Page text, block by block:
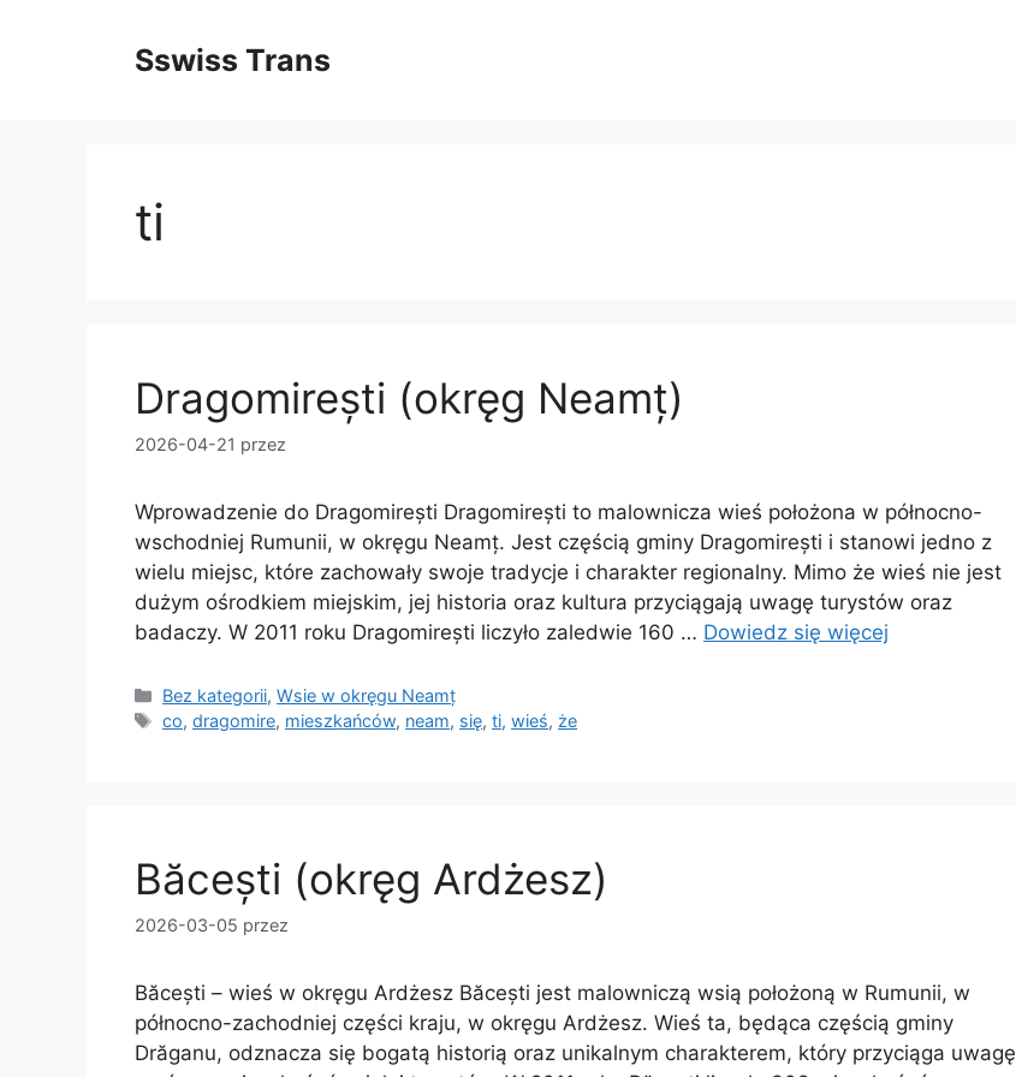
Sswiss Trans
ti
Dragomirești (okręg Neamț)
2026-04-21 przez
Wprowadzenie do Dragomirești Dragomirești to malownicza wieś położona w północno-
wschodniej Rumunii, w okręgu Neamț. Jest częścią gminy Dragomirești i stanowi jedno z
wielu miejsc, które zachowały swoje tradycje i charakter regionalny. Mimo że wieś nie jest
dużym ośrodkiem miejskim, jej historia oraz kultura przyciągają uwagę turystów oraz
badaczy. W 2011 roku Dragomirești liczyło zaledwie 160 … Dowiedz się więcej
Kategorie
Bez kategorii,Wsie w okręgu Neamț
Tagi
co,dragomire, mieszkańców, neam, się,ti,wieś, że
Băcești (okręg Ardżesz)
2026-03-05 przez
Băcești – wieś w okręgu Ardżesz Băcești jest malowniczą wsią położoną w Rumunii, w
północno-zachodniej części kraju, w okręgu Ardżesz. Wieś ta, będąca częścią gminy
Drăganu, odznacza się bogatą historią oraz unikalnym charakterem, który przyciąga uwagę